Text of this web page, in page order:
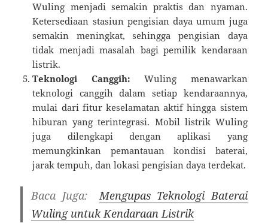
Wuling menjadi semakin praktis dan nyaman.
Ketersediaan stasiun pengisian daya umum juga
semakin meningkat, sehingga pengisian daya
tidak menjadi masalah bagi pemilik kendaraan
listrik.
Teknologi Canggih: Wuling menawarkan
teknologi canggih dalam setiap kendaraannya,
mulai dari fitur keselamatan aktif hingga sistem
hiburan yang terintegrasi. Mobil listrik Wuling
juga dilengkapi dengan aplikasi yang
memungkinkan pemantauan kondisi baterai,
jarak tempuh, dan lokasi pengisian daya terdekat.
Baca Juga:Mengupas Teknologi Baterai
Wuling untuk Kendaraan Listrik